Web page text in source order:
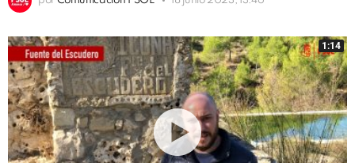
1:14